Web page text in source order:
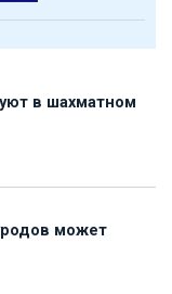
в шахматном
может